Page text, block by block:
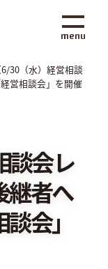
menu
6/30（水）経営相談
営相談会」を開催
談会レ
継者へ
会」